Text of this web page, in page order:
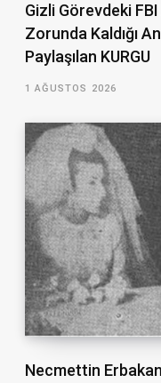
Gizli Görevdeki
Zorunda Kaldığı
Paylaşılan KURGU
1 AĞUSTOS 2026
Necmettin